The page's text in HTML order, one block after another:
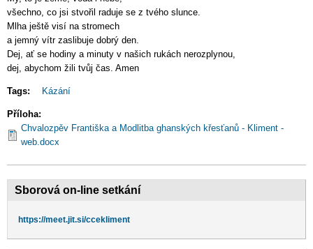
všechno, co jsi stvořil raduje se z tvého slunce.
Mlha ještě visí na stromech
a jemný vítr zaslibuje dobrý den.
Dej, ať se hodiny a minuty v našich rukách nerozplynou,
dej, abychom žili tvůj čas. Amen
Tags: Kázání
Příloha
Chvalozpěv Františka a Modlitba ghanských křesťanů - Kliment -
web.docx
Sborová on-line setkání
https://meet.jit.si/ccekliment